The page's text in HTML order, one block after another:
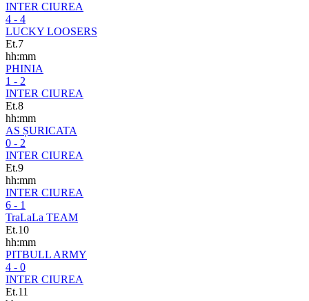
INTER CIUREA
4 - 4
LUCKY LOOSERS
Et.7
hh:mm
PHINIA
1 - 2
INTER CIUREA
Et.8
hh:mm
AS ȘURICATA
0 - 2
INTER CIUREA
Et.9
hh:mm
INTER CIUREA
6 - 1
TraLaLa TEAM
Et.10
hh:mm
PITBULL ARMY
4 - 0
INTER CIUREA
Et.11